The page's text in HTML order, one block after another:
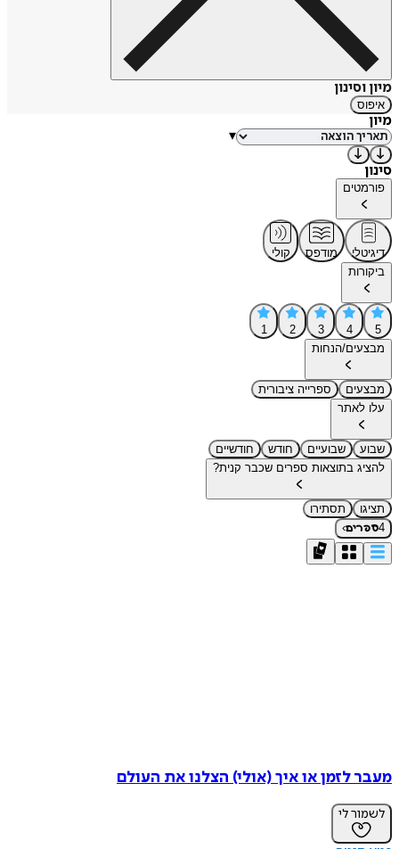
מיון וסינון
איפוס
מיון
▾
סינון
פורמטים
דיגיטלי מודפס
קולי
ביקורות
5
4
3
2
1
מבצעים/הנחות
מבצעים
ספרייה ציבורית
עלו לאתר
שבוע שבועיים חודש
חודשיים
להציג בתוצאות ספרים שכבר קנית?
תציגו
תסתירו
4ספרים›
מעבר לזמן או איך (אולי) הצלנו את העולם
לשמור לי